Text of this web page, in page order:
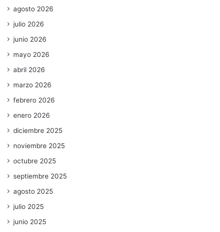
agosto 2026
julio 2026
junio 2026
mayo 2026
abril 2026
marzo 2026
febrero 2026
enero 2026
diciembre 2025
noviembre 2025
octubre 2025
septiembre 2025
agosto 2025
julio 2025
junio 2025